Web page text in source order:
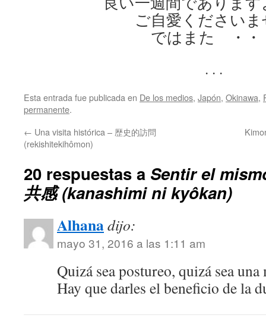
ご自愛くださいま
ではまた ・・
. . .
Esta entrada fue publicada en De los medios, Japón, Okinawa,
permanente.
← Una visita histórica – 歴史的訪問
(rekishitekihômon)
20 respuestas a Sentir el
共感 (kanashimi ni kyôkan)
Alhanadijo:
mayo 31, 2016 a las 1:11 am
Quizá sea postureo, quizá sea
Hay que darles el beneficio de la